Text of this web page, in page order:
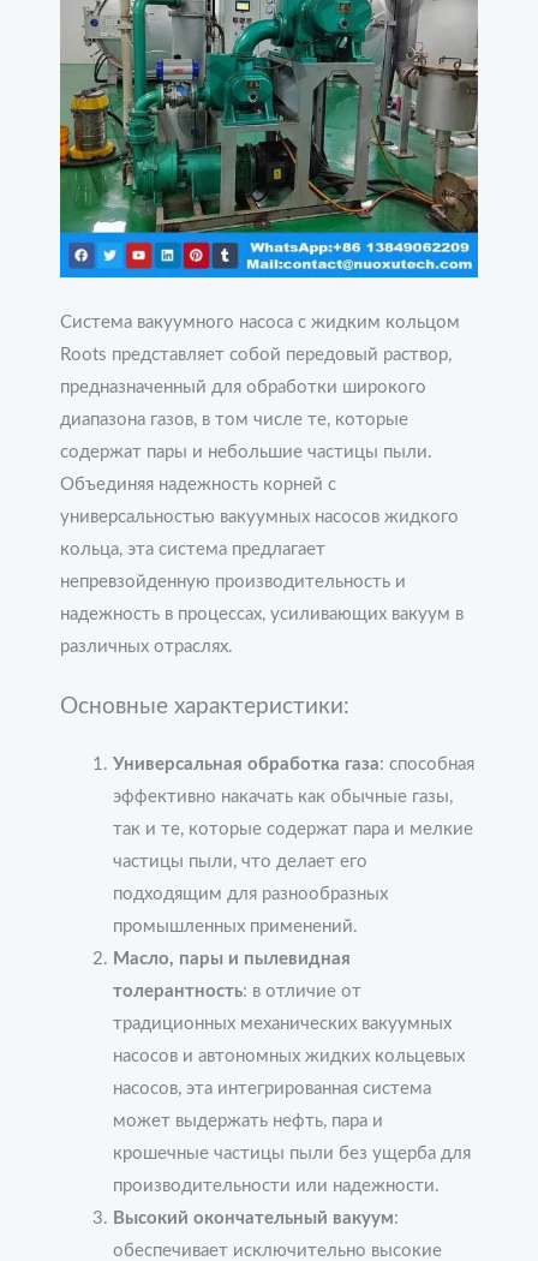
Система вакуумного насоса с жидким кольцом
Roots представляет собой передовый раствор,
предназначенный для обработки широкого
диапазона газов, в том числе те, которые
содержат пары и небольшие частицы пыли.
Объединяя надежность корней с
универсальностью вакуумных насосов жидкого
кольца, эта система предлагает
непревзойденную производительность и
надежность в процессах, усиливающих вакуум в
различных отраслях.
Основные характеристики:
Универсальная обработка газа: способная
эффективно накачать как обычные газы,
так и те, которые содержат пара и мелкие
частицы пыли, что делает его
подходящим для разнообразных
промышленных применений.
Масло, пары и пылевидная
толерантность: в отличие от
традиционных механических вакуумных
насосов и автономных жидких кольцевых
насосов, эта интегрированная система
может выдержать нефть, пара и
крошечные частицы пыли без ущерба для
производительности или надежности.
Высокий окончательный вакуум:
обеспечивает исключительно высокие